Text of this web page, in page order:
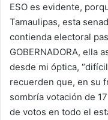
ESO es evidente,
Tamaulipas, esta
contienda electoral
GOBERNADORA, ella
desde mi óptica,
recuerden que, en su
sombría votación de
de votos en todo el